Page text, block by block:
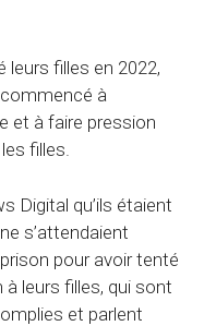
leurs filles en 2022,
à
et à faire pression
filles.
Digital qu’ils étaient
s’attendaient
pour avoir tenté
à leurs filles, qui sont
et parlent